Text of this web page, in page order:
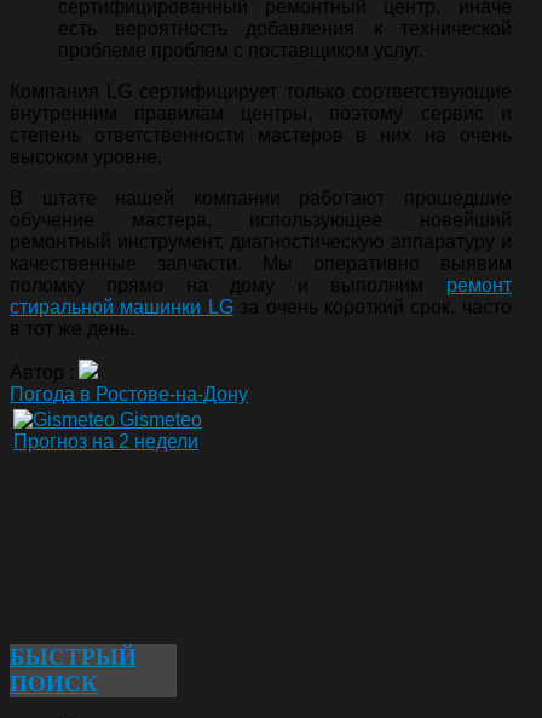
сертифицированный ремонтный центр, иначе
есть вероятность добавления к технической
проблеме проблем с поставщиком услуг.
Компания LG сертифицирует только соответствующие
внутренним правилам центры, поэтому сервис и
степень ответственности мастеров в них на очень
высоком уровне.
В штате нашей компании работают прошедшие
обучение мастера, использующее новейший
ремонтный инструмент, диагностическую аппаратуру и
качественные запчасти. Мы оперативно выявим
поломку прямо на дому и выполним ремонт
стиральной машинки LGза очень короткий срок, часто
в тот же день.
Автор :
Погода в Ростове-на-Дону
Gismeteo
Прогноз на 2 недели
БЫСТРЫЙ
ПОИСК